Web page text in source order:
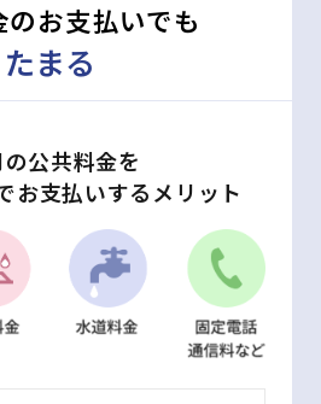
のお支払いでも
たまる
公共料金を
お支払いするメリット